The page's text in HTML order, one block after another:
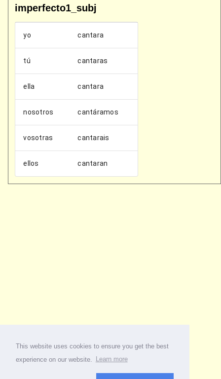
This website uses cookies to ensure you get the best
experience on our website.
Learn more